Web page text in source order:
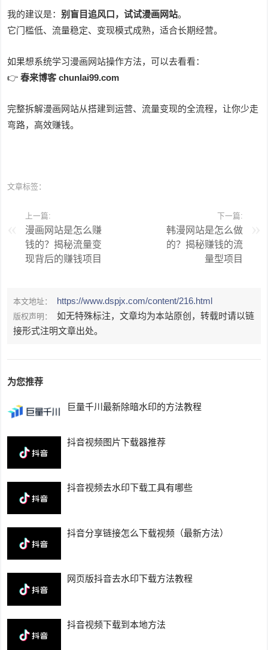
我的建议是：别盲目追风口，试试漫画网站。
它门槛低、流量稳定、变现模式成熟，适合长期经营。
如果想系统学习漫画网站操作方法，可以去看看：
👉春来博客 chunlai99.com
完整拆解漫画网站从搭建到运营、流量变现的全流程，让你少走
弯路，高效赚钱。
文章标签：
上一篇:
漫画网站是怎么赚
钱的？揭秘流量变
现背后的赚钱项目
下一篇:
韩漫网站是怎么做
的？揭秘赚钱的流
量型项目
本文地址： https://www.dspjx.com/content/216.html
版权声明：
如无特殊标注，文章均为本站原创，转载时请以链
接形式注明文章出处。
为您推荐
巨量千川最新除暗水印的方法教程
抖音视频图片下载器推荐
抖音视频去水印下载工具有哪些
抖音分享链接怎么下载视频（最新方法）
网页版抖音去水印下载方法教程
抖音视频下载到本地方法